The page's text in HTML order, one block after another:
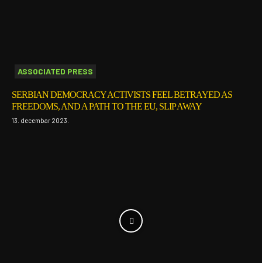
ASSOCIATED PRESS
SERBIAN DEMOCRACY ACTIVISTS FEEL BETRAYED AS
FREEDOMS, AND A PATH TO THE EU, SLIP AWAY
13. decembar 2023.